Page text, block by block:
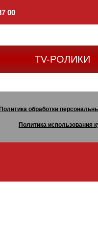
00
TV-РОЛИКИ
Политика обработки
Политика использования